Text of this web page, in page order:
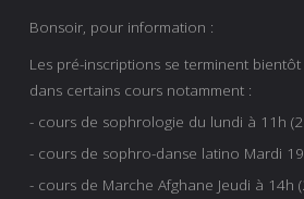
Bonsoir, pour information :
Les pré-inscriptions se terminent
dans certains cours notamment :
- cours de sophrologie du lundi à 11h
- cours de sophro-danse latino Mardi
- cours de Marche Afghane Jeudi à 14h